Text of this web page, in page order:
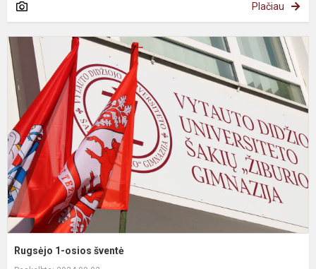
Plačiau
Rugsėjo 1-osios šventė